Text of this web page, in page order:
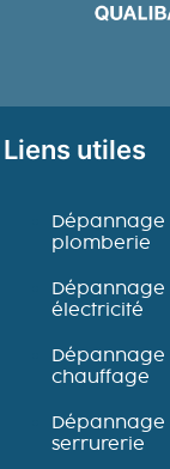
Liens utiles
Dépannage
plomberie
Dépannage
électricité
Dépannage
chauffage
Dépannage
serrurerie